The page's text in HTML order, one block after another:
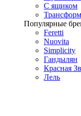
С ящиком
Популярные
Feretti
Nuovita
Simplicity
Гандылян
Красная
Лель